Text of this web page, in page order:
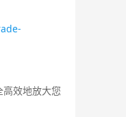
效地放大您